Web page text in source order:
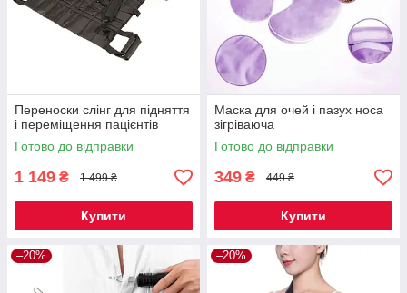
Переноски слінг для підняття
і переміщення пацієнтів
Готово до відправки
1 149 ₴ 1 499 ₴
Купити
Маска для очей і пазух носа
зігріваюча
Готово до відправки
349 ₴ 449 ₴
Купити
–20% –20%